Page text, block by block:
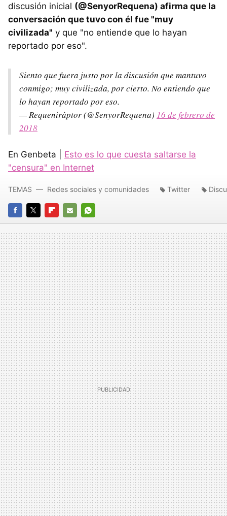
discusión inicial (@SenyorRequena) afirma que la
conversación que tuvo con él fue "muy
civilizada" y que "no entiende que lo hayan
reportado por eso".
Siento que fuera justo por la discusión que mantuvo
conmigo; muy civilizada, por cierto. No entiendo que
lo hayan reportado por eso.
— Requeniràptor (@SenyorRequena) 16 de febrero de
2018
En Genbeta | Esto es lo que cuesta saltarse la
"censura" en Internet
FACEBOOK
TWITTERFLIPBOARD
E-
MAIL
WHATSAPP
TEMAS Redes sociales y comunidades Twitter